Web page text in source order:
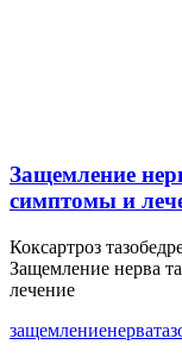
Защемление
симптомы и
Коксартроз
Защемление нерва
лечение
защемлениенерва